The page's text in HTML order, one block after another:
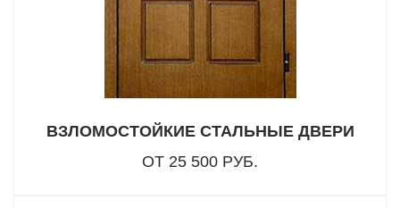
ВЗЛОМОСТОЙКИЕ СТАЛЬНЫЕ ДВЕРИ
ОТ 25 500 РУБ.